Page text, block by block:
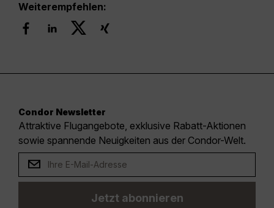
Weiterempfehlen:
Condor Newsletter
Attraktive Flugangebote, exklusive Rabatt-Aktionen
sowie spannende Neuigkeiten aus der Condor-Welt.
Jetzt abonnieren